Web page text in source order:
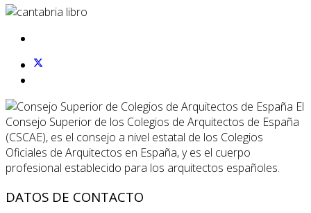
El
Consejo Superior de los Colegios de Arquitectos de España
(CSCAE), es el consejo a nivel estatal de los Colegios
Oficiales de Arquitectos en España, y es el cuerpo
profesional establecido para los arquitectos españoles.
DATOS DE CONTACTO